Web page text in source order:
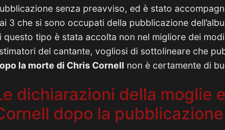
senza preavviso, ed è stato
3 che si sono occupati della pubblicazione
questo tipo è stata accolta non nel migliore dei
del cantante, vogliosi di sottolineare che
la morte di Chris Cornell non è certamente di
dichiarazioni della moglie
dopo la pubblicazione